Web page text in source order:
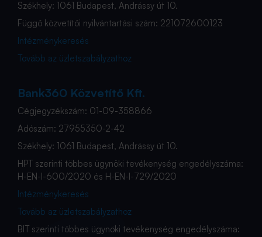
Székhely: 1061 Budapest, Andrássy út 10.
Függő közvetítői nyilvántartási szám: 221072600123
Intézménykeresés
Tovább az üzletszabályzathoz
Bank360 Közvetítő Kft.
Cégjegyzékszám: 01-09-358866
Adószám: 27955350-2-42
Székhely: 1061 Budapest, Andrássy út 10.
HPT szerinti többes ügynöki tevékenység engedélyszáma:
H-EN-I-600/2020 és H-EN-I-729/2020
Intézménykeresés
Tovább az üzletszabályzathoz
BIT szerinti többes ügynöki tevékenység engedélyszáma: